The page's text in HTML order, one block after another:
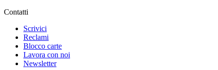
Contatti
Scrivici
Reclami
Blocco carte
Lavora con noi
Newsletter